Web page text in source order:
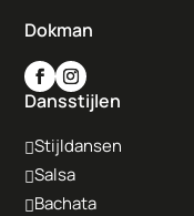
Dokman
Dansstijlen
Stijldansen
Salsa
Bachata